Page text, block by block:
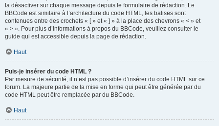
la désactiver sur chaque message depuis le formulaire de rédaction. Le
BBCode est similaire à l’architecture du code HTML, les balises sont
contenues entre des crochets « [ » et « ] » à la place des chevrons « < » et
« > ». Pour plus d’informations à propos du BBCode, veuillez consulter le
guide qui est accessible depuis la page de rédaction.
Haut
Puis-je insérer du code HTML ?
Par mesure de sécurité, il n’est pas possible d’insérer du code HTML sur ce
forum. La majeure partie de la mise en forme qui peut être générée par du
code HTML peut être remplacée par du BBCode.
Haut